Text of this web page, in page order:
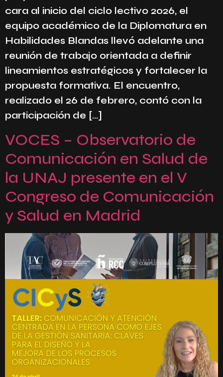
cara al inicio del ciclo lectivo 2026, el
equipo académico de la Diplomatura en
Habilidades Blandas llevó adelante una
reunión de trabajo orientada a definir
lineamientos estratégicos y fortalecer la
propuesta formativa. El encuentro,
realizado el 26 de febrero, contó con la
participación de […]
VOCES – Observatorio de
Comunicación en Salud de
la UNAJ presente en el V
Congreso de Comunicación
y Salud en Madrid